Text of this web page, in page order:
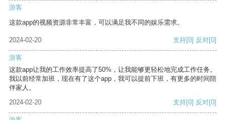
游客
这款app的视频资源非常丰富，可以满足我不同的娱乐需求。
2024-02-20 支持[0] 反对[0]
游客
这款app让我的工作效率提高了50%，让我能够更轻松地完成工作任务。
我以前经常加班，现在有了这个app，我可以提前下班，有更多的时间陪
伴家人。
2024-02-20
支持[0] 反对[0]